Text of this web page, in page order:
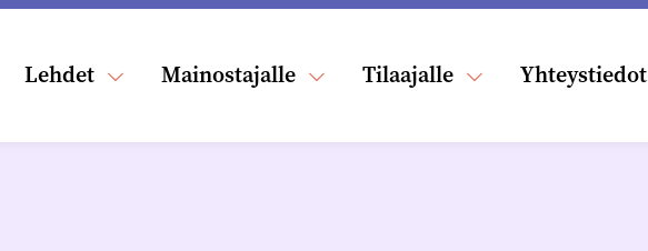
Lehdet Mainostajalle Tilaajalle Yhteystiedot
:Facebook
Twitter